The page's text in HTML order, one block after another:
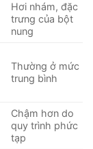
Hơi nhám, đặc
trưng của bột
nung
Thường ở mức
trung bình
Chậm hơn do
quy trình phức
tạp